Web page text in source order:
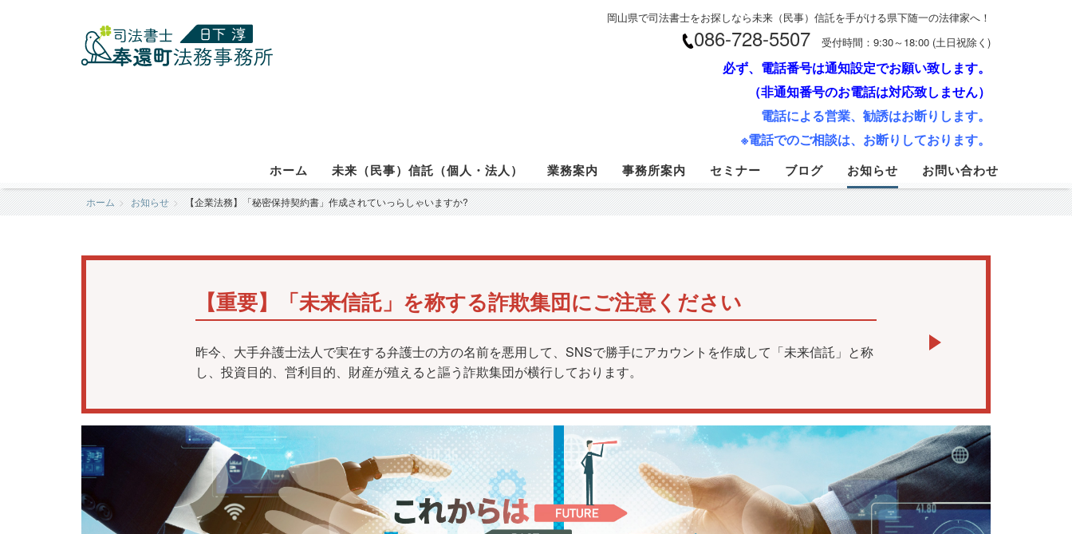
岡山県で司法書士をお探しなら未来（民事）信託を手がける県下随一の法律家へ！
086-728-5507 受付時間：9:30～18:00 (土日祝除く)
必ず、電話番号は通知設定でお願い致します。
（非通知番号のお電話は対応致しません）
電話による営業、勧誘はお断りします。
※電話でのご相談は、お断りしております。
ホーム 未来（民事）信託（個人・法人） 業務案内 事務所案内 セミナー ブログ お知らせ お問い合わせ
ホーム お知らせ 【企業法務】「秘密保持契約書」作成されていっらしゃいますか?
【重要】「未来信託」を称する詐欺集団にご注意ください
昨今、大手弁護士法人で実在する弁護士の方の名前を悪用して、SNSで勝手にアカウントを作成して「未来信託」と称
し、投資目的、営利目的、財産が殖えると謳う詐欺集団が横行しております。